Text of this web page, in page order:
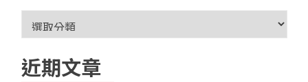
近期文章